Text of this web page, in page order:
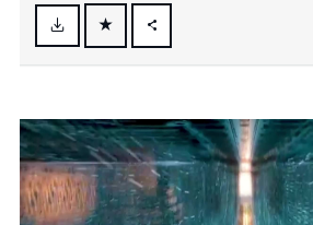
FACEBOOK
LINKEDIN
SHARE